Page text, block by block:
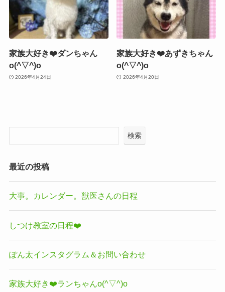
家族大好き❤️ダンちゃん
o(^▽^)o
2026年4月24日
家族大好き❤️あずきちゃん
o(^▽^)o
2026年4月20日
検索
最近の投稿
大事。カレンダー。獣医さんの日程
しつけ教室の日程❤️
ぽん太インスタグラム＆お問い合わせ
家族大好き❤️ランちゃんo(^▽^)o